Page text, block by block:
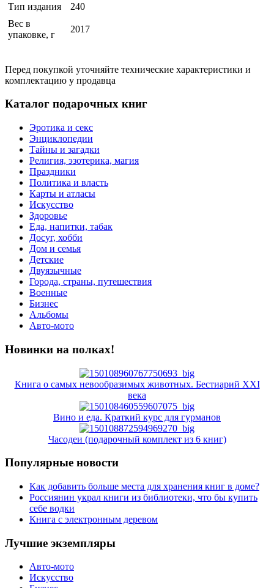
Тип издания
240
Вес в
упаковке, г
2017
Перед покупкой уточняйте технические характеристики и
комплектацию у продавца
Каталог подарочных книг
Эротика и секс
Энциклопедии
Тайны и загадки
Религия, эзотерика, магия
Праздники
Политика и власть
Карты и атласы
Искусство
Здоровье
Еда, напитки, табак
Досуг, хобби
Дом и семья
Детские
Двуязычные
Города, страны, путешествия
Военные
Бизнес
Альбомы
Авто-мото
Новинки на полках!
Книга о самых невообразимых животных. Бестиарий XXI
века
Вино и еда. Краткий курс для гурманов
Часодеи (подарочный комплект из 6 книг)
Популярные новости
Как добавить больше места для хранения книг в доме?
Россиянин украл книги из библиотеки, что бы купить
себе водки
Книга с электронным деревом
Лучшие экземпляры
Авто-мото
Искусство